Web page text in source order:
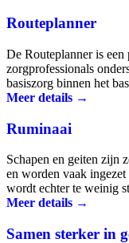
Routeplanner
De Routeplanner is
zorgprofessionals
basiszorg binnen het
Meer details →
Ruminaai
Schapen en geiten zijn
en worden vaak
wordt echter te weinig
Meer details →
Samen sterker in